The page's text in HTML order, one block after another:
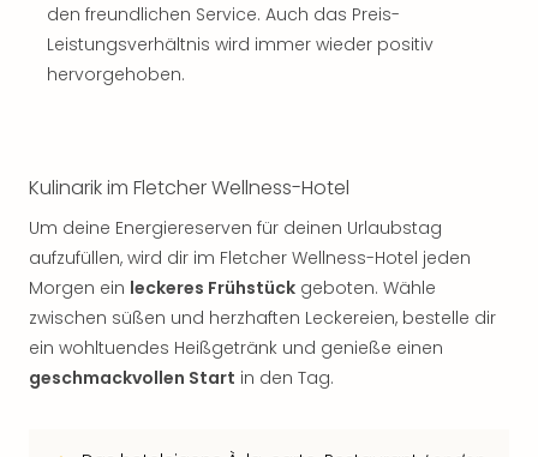
den freundlichen Service. Auch das Preis-
Leistungsverhältnis wird immer wieder positiv
hervorgehoben.
Kulinarik im Fletcher Wellness-Hotel
Um deine Energiereserven für deinen Urlaubstag
aufzufüllen, wird dir im Fletcher Wellness-Hotel jeden
Morgen ein leckeres Frühstück geboten. Wähle
zwischen süßen und herzhaften Leckereien, bestelle dir
ein wohltuendes Heißgetränk und genieße einen
geschmackvollen Start in den Tag.